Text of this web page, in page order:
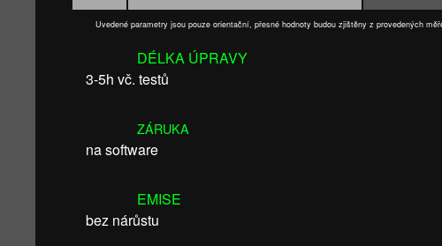
Uvedené parametry jsou pouze orientační, přesné hodnoty budou zjištěny z provedených
DÉLKA ÚPRAVY
3-5h vč. testů
ZÁRUKA
na software
EMISE
bez nárůstu